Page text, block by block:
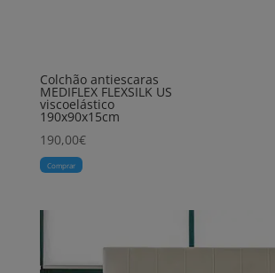
Colchão antiescaras
MEDIFLEX FLEXSILK US
viscoelástico
190x90x15cm
190,00€
Comprar